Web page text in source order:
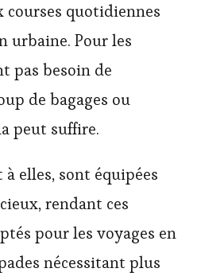
courses quotidiennes
urbaine. Pour les
pas besoin de
de bagages ou
peut suffire.
elles, sont équipées
rendant ces
pour les voyages en
nécessitant plus